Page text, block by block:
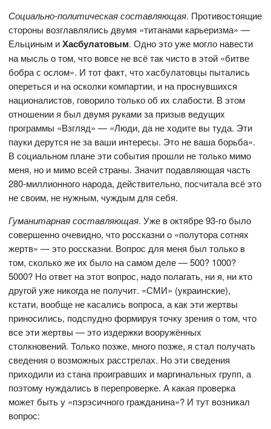
Социально-политическая составляющая. Противостоящие
стороны возглавлялись двумя «титанами карьеризма» —
Ельциным иХасбулатовым. Одно это уже могло навести
на мысль о том, что вовсе не всё так чисто в этой «битве
бобра с ослом». И тот факт, что хасбулатовцы пытались
опереться и на осколки компартии, и на проснувшихся
националистов, говорило только об их слабости. В этом
отношении я был двумя руками за призыв ведущих
программы «Взгляд» — «Люди, да не ходите вы туда. Эти
пауки дерутся не за ваши интересы. Это не ваша борьба».
В социальном плане эти события прошли не только мимо
меня, но и мимо всей страны. Значит подавляющая часть
280-миллионного народа, действительно, посчитала всё это
не своим, не нужным, чуждым для себя.
Гуманитарная составляющая. Уже в октябре 93-го было
совершенно очевидно, что россказни о «полутора сотнях
жертв» — это россказни. Вопрос для меня был только в
том, сколько же их было на самом деле — 500? 1000?
5000? Но ответ на этот вопрос, надо полагать, ни я, ни кто
другой уже никогда не получит. «СМИ» (украинские),
кстати, вообще не касались вопроса, а как эти жертвы
приносились, подспудно формируя точку зрения о том, что
все эти жертвы — это издержки вооружённых
столкновений. Только позже, много позже, я стал получать
сведения о возможных расстрелах. Но эти сведения
приходили из стана проигравших и маргинальных групп, а
поэтому нуждались в перепроверке. А какая проверка
может быть у «пэрэсичного гражданина»? И тут возникал
вопрос: